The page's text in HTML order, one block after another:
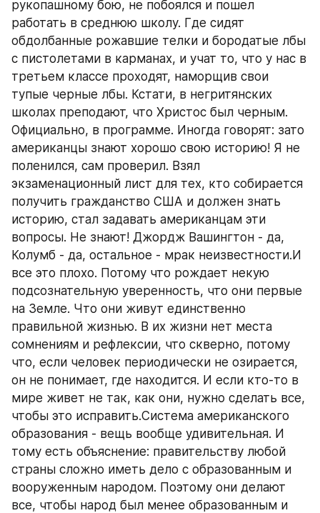
рукопашному бою, не побоялся и пошел
работать в среднюю школу. Где сидят
обдолбанные рожавшие телки и бородатые лбы
с пистолетами в карманах, и учат то, что у нас в
третьем классе проходят, наморщив свои
тупые черные лбы. Кстати, в негритянских
школах преподают, что Христос был черным.
Официально, в программе. Иногда говорят: зато
американцы знают хорошо свою историю! Я не
поленился, сам проверил. Взял
экзаменационный лист для тех, кто собирается
получить гражданство США и должен знать
историю, стал задавать американцам эти
вопросы. Не знают! Джордж Вашингтон - да,
Колумб - да, остальное - мрак неизвестности.И
все это плохо. Потому что рождает некую
подсознательную уверенность, что они первые
на Земле. Что они живут единственно
правильной жизнью. В их жизни нет места
сомнениям и рефлексии, что скверно, потому
что, если человек периодически не озирается,
он не понимает, где находится. И если кто-то в
мире живет не так, как они, нужно сделать все,
чтобы это исправить.Система американского
образования - вещь вообще удивительная. И
тому есть объяснение: правительству любой
страны сложно иметь дело с образованным и
вооруженным народом. Поэтому они делают
все, чтобы народ был менее образованным и